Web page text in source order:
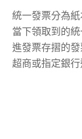
統一發票分為
當下領取到的
進發票存摺的
超商或指定銀行